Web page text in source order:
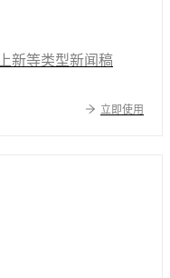
新等类型新闻稿
立即使用